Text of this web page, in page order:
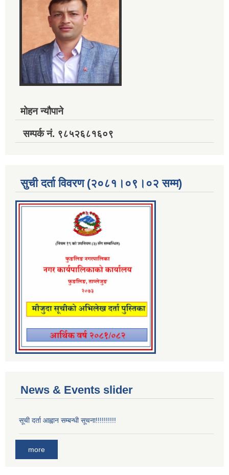
मोहन न्यौपाने
सम्पर्क नं. ९८५२६८१६०९
सुची दर्ता विवरण (२०८१।०९।०२ सम्म)
News & Events slider
सूची दर्ता आह्वान सम्बन्धी सूचना!!!!!!!!!!
more